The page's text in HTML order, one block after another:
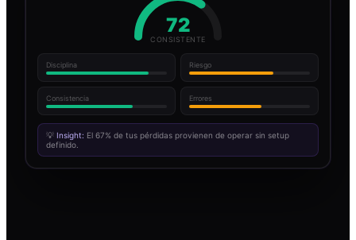
72
CONSISTENTE
Disciplina Riesgo
Consistencia Errores
💡 Insight: El 67% de tus pérdidas provienen de operar sin setup
definido.